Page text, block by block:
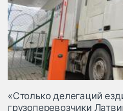
«Столько делегаций
грузоперевозчики